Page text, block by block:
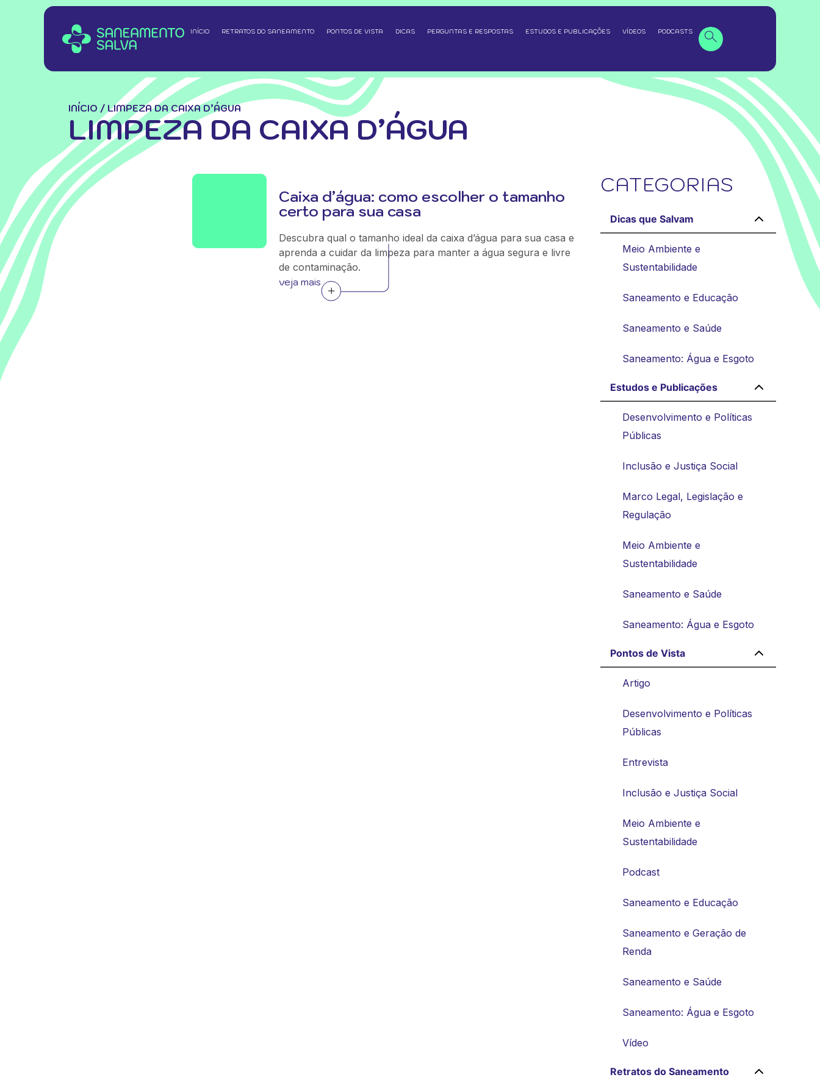
INÍCIO RETRATOS DO SANEAMENTO PONTOS DE VISTA DICAS PERGUNTAS E RESPOSTAS ESTUDOS E PUBLICAÇÕES VÍDEOS PODCASTS
INÍCIO / LIMPEZA DA CAIXA D’ÁGUA
LIMPEZA DA CAIXA D’ÁGUA
Caixa d’água: como escolher o tamanho
certo para sua casa
Descubra qual o tamanho ideal da caixa d’água para sua casa e
aprenda a cuidar da limpeza para manter a água segura e livre
de contaminação.
veja mais
CATEGORIAS
Dicas que Salvam
Meio Ambiente e
Sustentabilidade
Saneamento e Educação
Saneamento e Saúde
Saneamento: Água e Esgoto
Estudos e Publicações
Desenvolvimento e Políticas
Públicas
Inclusão e Justiça Social
Marco Legal, Legislação e
Regulação
Meio Ambiente e
Sustentabilidade
Saneamento e Saúde
Saneamento: Água e Esgoto
Pontos de Vista
Artigo
Desenvolvimento e Políticas
Públicas
Entrevista
Inclusão e Justiça Social
Meio Ambiente e
Sustentabilidade
Podcast
Saneamento e Educação
Saneamento e Geração de
Renda
Saneamento e Saúde
Saneamento: Água e Esgoto
Vídeo
Retratos do Saneamento